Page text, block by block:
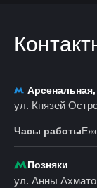
ул. Князей
Часы работы
Позняки
ул. Анны